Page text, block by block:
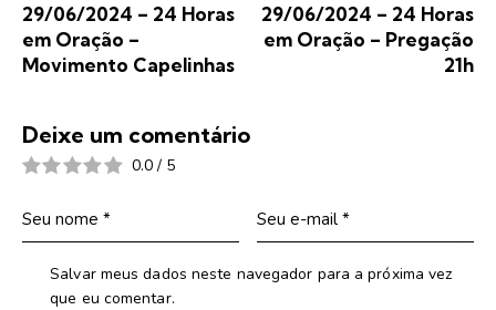
29/06/2024 – 24 Horas
em Oração –
Movimento Capelinhas
29/06/2024 – 24 Horas
em Oração – Pregação
21h
Deixe um comentário
0.0 / 5
Salvar meus dados neste navegador para a próxima vez
que eu comentar.